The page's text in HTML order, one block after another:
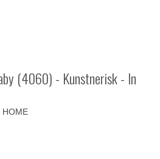
(4060) - Kunstnerisk - In
HOME